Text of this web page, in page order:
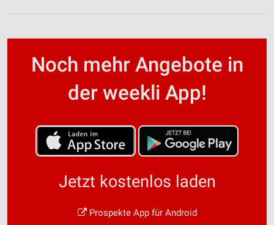
Noch mehr Angebote in
der weekli App!
Jetzt kostenlos laden
Prospekte App für Android